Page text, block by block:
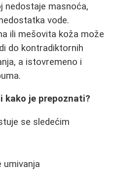
nedostaje masnoća,
vode.
ili mešovita koža može
do kontradiktornih
a istovremeno i
kako je prepoznati?
se sledećim
umivanja